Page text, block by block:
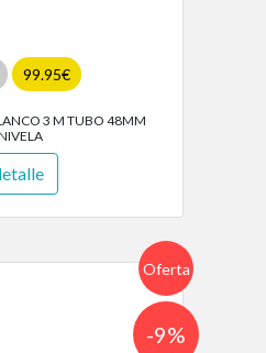
99.95€
3 M TUBO 48MM
Oferta
-9%